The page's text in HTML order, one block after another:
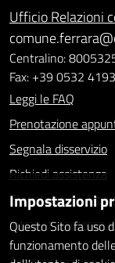
Ufficio Relazioni
Centralino:
Fax: +39 0532
Leggi le FAQ
Prenotazione
Segnala disservizio
Richiedi assistenza
Statistiche dei Siti
Intranet - accesso
Impostazioni
Questo Sito fa uso
funzionamento